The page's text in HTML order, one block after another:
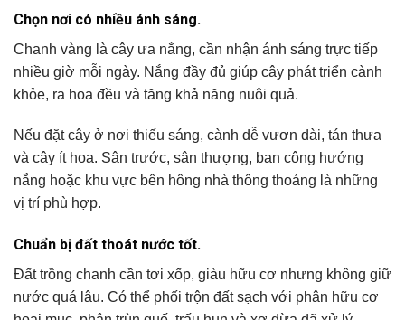
Chọn nơi có nhiều ánh sáng.
Chanh vàng là cây ưa nắng, cần nhận ánh sáng trực tiếp
nhiều giờ mỗi ngày. Nắng đầy đủ giúp cây phát triển cành
khỏe, ra hoa đều và tăng khả năng nuôi quả.
Nếu đặt cây ở nơi thiếu sáng, cành dễ vươn dài, tán thưa
và cây ít hoa. Sân trước, sân thượng, ban công hướng
nắng hoặc khu vực bên hông nhà thông thoáng là những
vị trí phù hợp.
Chuẩn bị đất thoát nước tốt.
Đất trồng chanh cần tơi xốp, giàu hữu cơ nhưng không giữ
nước quá lâu. Có thể phối trộn đất sạch với phân hữu cơ